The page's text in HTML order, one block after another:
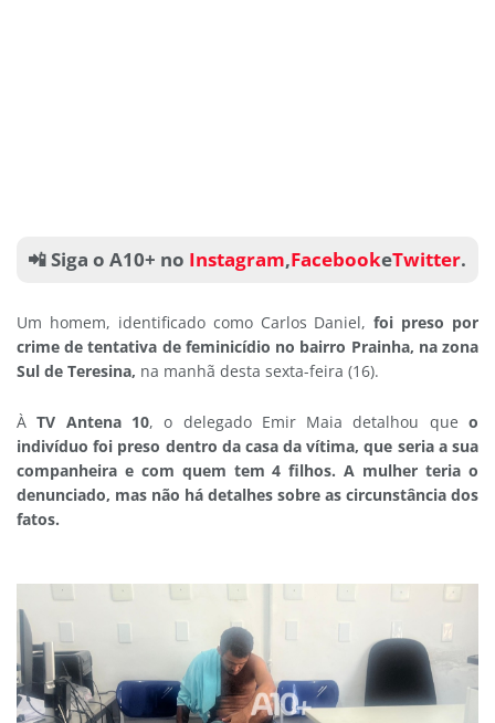
📲 Siga o A10+ no Instagram,FacebookeTwitter.
Um homem, identificado como Carlos Daniel,foi preso por
crime de tentativa de feminicídio no bairro Prainha, na zona
Sul de Teresina, na manhã desta sexta-feira (16).
À TV Antena 10, o delegado Emir Maia detalhou queo
indivíduo foi preso dentro da casa da vítima, que seria a sua
companheira e com quem tem 4 filhos. A mulher teria o
denunciado, mas não há detalhes sobre as circunstância dos
fatos.